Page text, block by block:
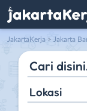
JakartaKerja > Jakarta
Lokasi